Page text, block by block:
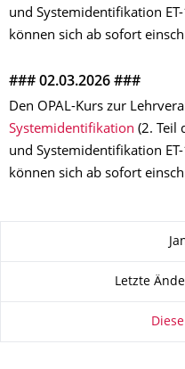
und Systemidentifikation
können sich ab sofort
### 02.03.2026 ###
Den OPAL-Kurs zur
Systemidentifikation (2. Teil
und Systemidentifikation
können sich ab sofort
Letzte